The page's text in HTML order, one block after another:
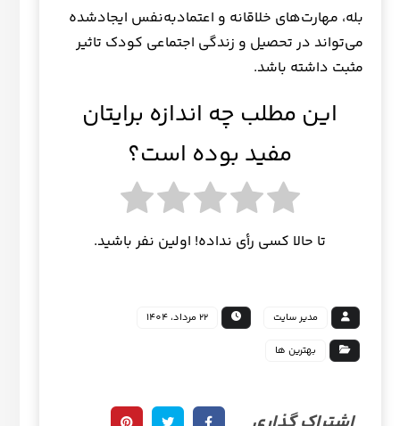
بله، مهارت‌های خلاقانه و اعتمادبه‌نفس ایجادشده
می‌تواند در تحصیل و زندگی اجتماعی کودک تاثیر
مثبت داشته باشد.
این مطلب چه اندازه برایتان
مفید بوده است؟
تا حالا کسی رأی نداده! اولین نفر باشید.
مدیر سایت 22 مرداد، 1404
بهترین ها